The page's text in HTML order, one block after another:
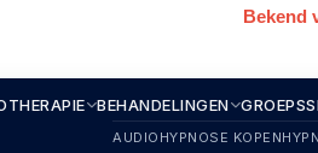
Bekend
BEHANDELINGEN
AUDIOHYPNOSE KOPEN